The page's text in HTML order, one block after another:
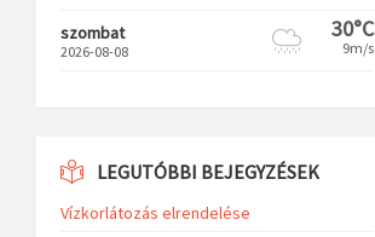
szombat
2026-08-08
30°C
9m/s
LEGUTÓBBI BEJEGYZÉSEK
Vízkorlátozás elrendelése